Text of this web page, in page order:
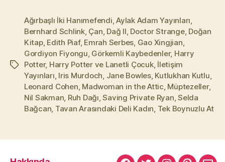
Etiketler
Ağırbaşlı İki Hanımefendi ,Aylak Adam Yayınları
Bernhard Schlink, Çan Dağ II Doctor Strange, Doğan
Kitap, Edith Piaf, Emrah Serbes Gao Xingjian
Gordiyon Fiyongu Görkemli Kaybedenler, Harry
Potter, Harry Potter ve Lanetli Çocuk, İletişim
Yayınları Iris Murdoch Jane Bowles, Kutlukhan Kutlu
Leonard Cohen Madwoman in the Attic Müptezeller,
Nil Sakman Ruh Dağı ,Saving Private Ryan ,Selda
Bağcan Tavan Arasındaki Deli Kadın Tek Boynuzlu At